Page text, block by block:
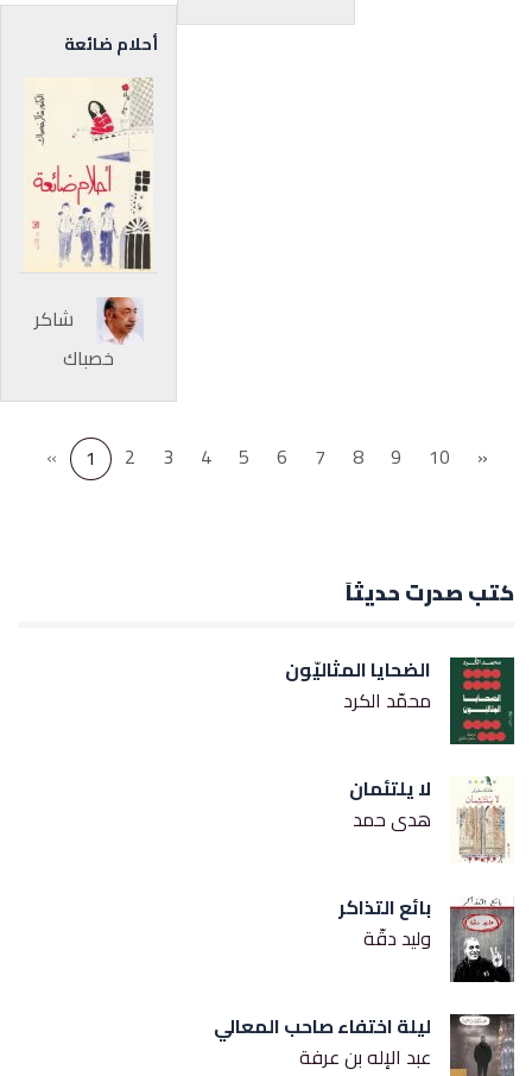
أحلام ضائعة
شاكر
خصباك
« 1 2 3 4 5 6 7 8 9 10 »
كتب صدرت حديثاً
الضحايا المثاليّون
محمّد الكرد
لا يلتئمان
هدى حمد
بائع التذاكر
وليد دقّة
ليلة اختفاء صاحب المعالي
عبد الإله بن عرفة